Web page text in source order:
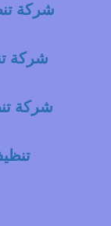
شركة
شركة
شركة